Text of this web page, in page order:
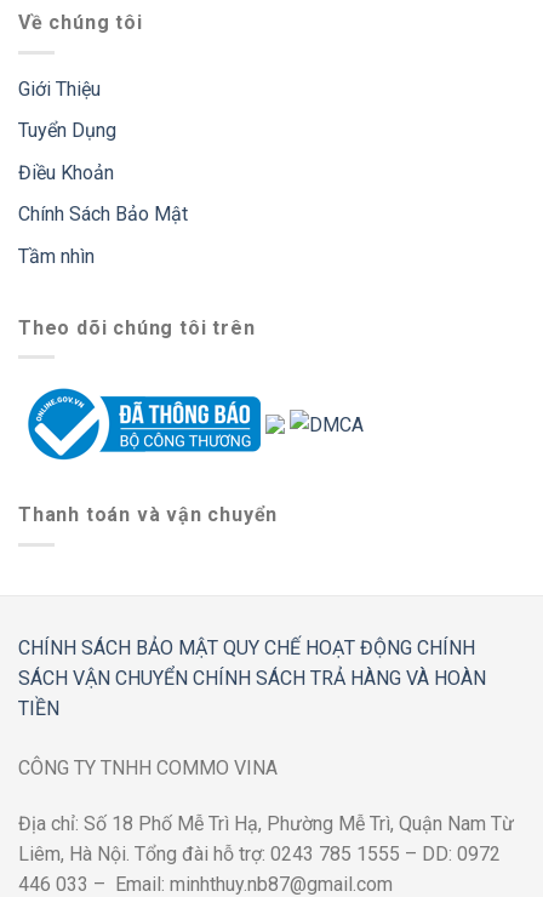
Về chúng tôi
Giới Thiệu
Tuyển Dụng
Điều Khoản
Chính Sách Bảo Mật
Tầm nhìn
Theo dõi chúng tôi trên
Thanh toán và vận chuyển
CHÍNH SÁCH BẢO MẬT QUY CHẾ HOẠT ĐỘNG CHÍNH
SÁCH VẬN CHUYỂN CHÍNH SÁCH TRẢ HÀNG VÀ HOÀN
TIỀN
CÔNG TY TNHH COMMO VINA
Địa chỉ: Số 18 Phố Mễ Trì Hạ, Phường Mễ Trì, Quận Nam Từ
Liêm, Hà Nội. Tổng đài hỗ trợ: 0243 785 1555 – DD: 0972
446 033 – Email: minhthuy.nb87@gmail.com